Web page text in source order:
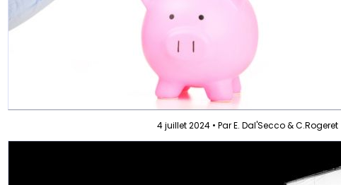
4 juillet 2024 • Par E. Dal'Secco & C.Rogeret